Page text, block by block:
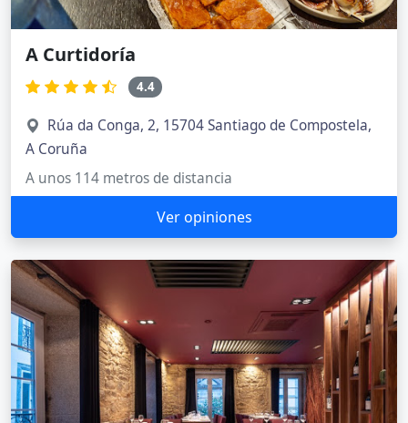
A Curtidoría
4.4
Rúa da Conga, 2, 15704 Santiago de Compostela,
A Coruña
A unos 114 metros de distancia
Ver opiniones